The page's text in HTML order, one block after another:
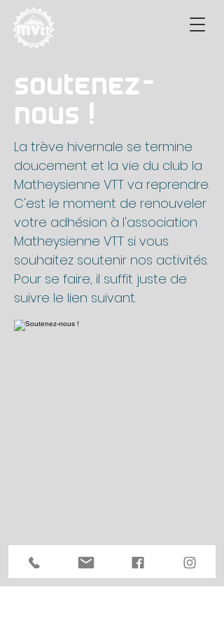
Soutenez-
nous !
La trève hivernale se termine
doucement et la vie du club la
Matheysienne VTT va reprendre.
C'est le moment de renouveler
votre adhésion à l'association
Matheysienne VTT si vous
souhaitez soutenir nos activités.
Pour se faire, il suffit juste de
suivre le lien suivant.